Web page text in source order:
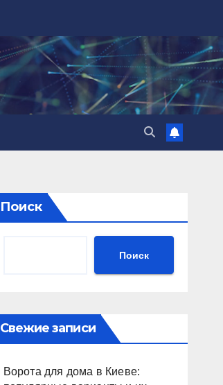
Поиск
Поиск
Свежие записи
Ворота для дома в Киеве: